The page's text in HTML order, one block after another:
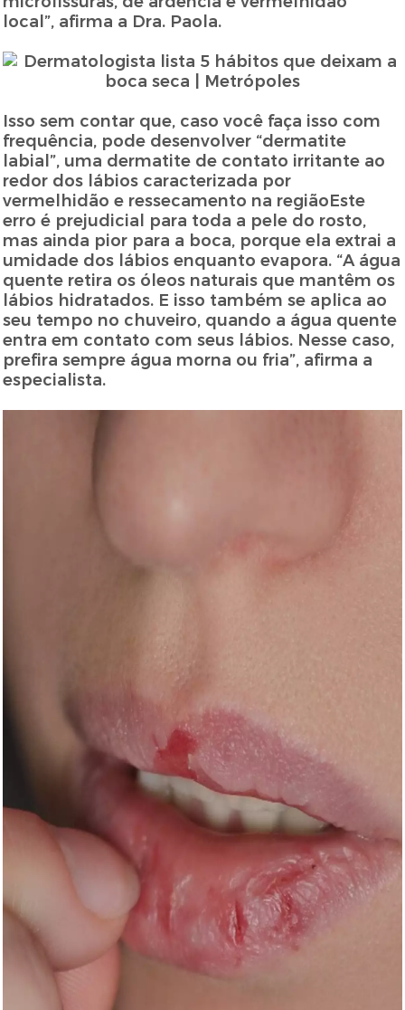
local”, afirma a Dra. Paola.
Isso sem contar que, caso você faça isso com
frequência, pode desenvolver “dermatite
labial”, uma dermatite de contato irritante ao
redor dos lábios caracterizada por
vermelhidão e ressecamento na regiãoEste
erro é prejudicial para toda a pele do rosto,
mas ainda pior para a boca, porque ela extrai a
umidade dos lábios enquanto evapora. “A água
quente retira os óleos naturais que mantêm os
lábios hidratados. E isso também se aplica ao
seu tempo no chuveiro, quando a água quente
entra em contato com seus lábios. Nesse caso,
prefira sempre água morna ou fria”, afirma a
especialista.